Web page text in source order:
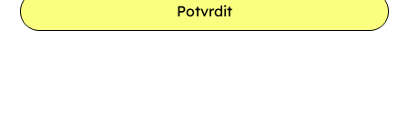
Potvrdit